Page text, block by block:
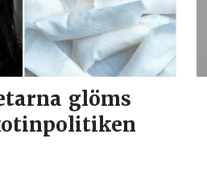
glöms